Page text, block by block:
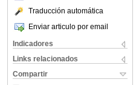
Traducción automática
Enviar articulo por email
Indicadores
Links relacionados
Compartir